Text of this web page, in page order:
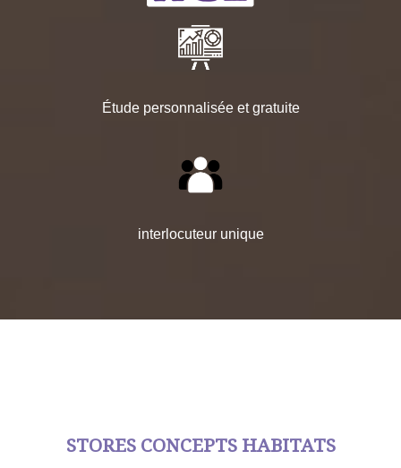
Étude personnalisée et gratuite
interlocuteur unique
STORES CONCEPTS HABITATS